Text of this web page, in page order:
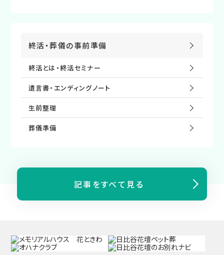
終活・葬儀の事前準備
終活とは・終活セミナー
遺⾔書・エンディングノート
⽣前整理
葬儀準備
記事をすべて見る